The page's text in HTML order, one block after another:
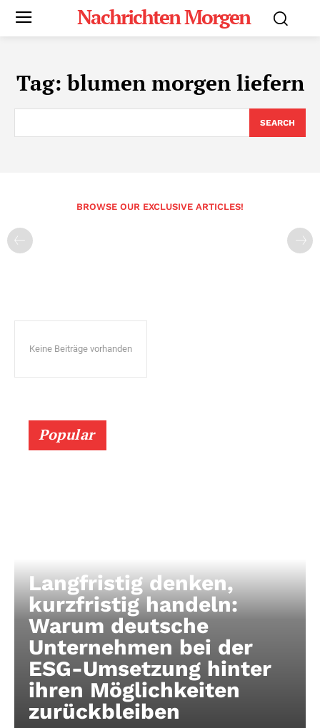
Nachrichten Morgen
Tag:blumen morgen liefern
SEARCH
BROWSE OUR EXCLUSIVE ARTICLES!
Keine Beiträge vorhanden
Popular
Langfristig denken,
kurzfristig handeln:
Warum deutsche
Unternehmen bei der
ESG-Umsetzung hinter
ihren Möglichkeiten
zurückbleiben